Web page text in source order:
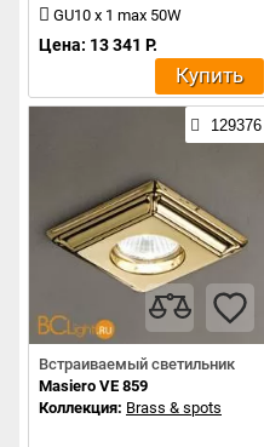
GU10 x 1 max 50W
Цена: 13 341 Р.
Купить
129376
Встраиваемый светильник
Masiero VE 859
Коллекция: Brass & spots